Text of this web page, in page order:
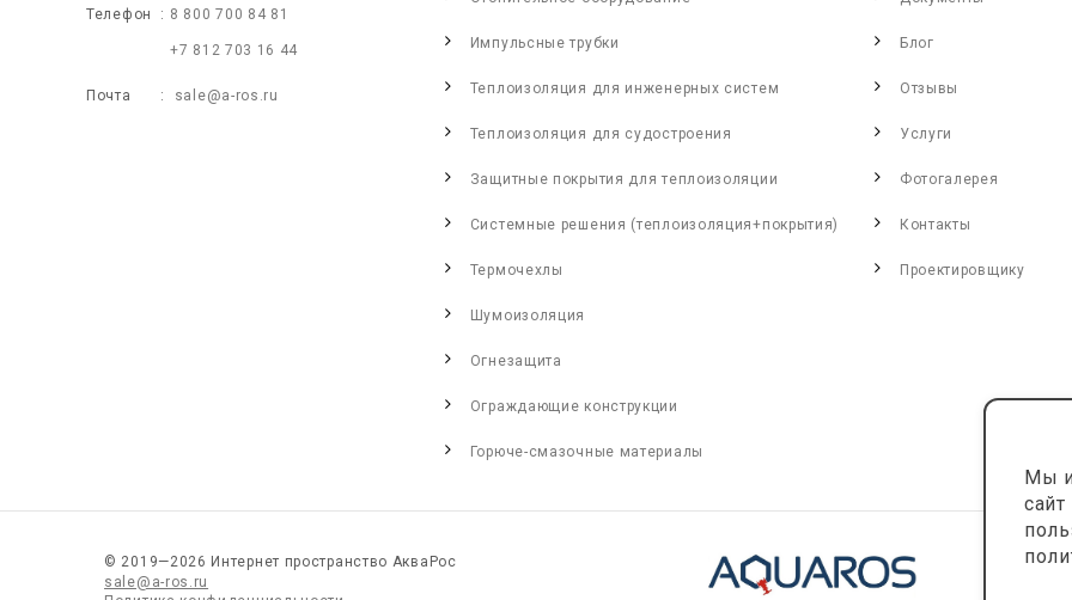
Телефон 8 800 700 84 81
+7 812 703 16 44
Почта sale@a-ros.ru
Импульсные трубки
Теплоизоляция для инженерных систем
Теплоизоляция для судостроения
Защитные покрытия для теплоизоляции
Системные решения (теплоизоляция+покрытия)
Термочехлы
Шумоизоляция
Огнезащита
Ограждающие конструкции
Горюче-смазочные материалы
Блог
Отзывы
Услуги
Фотогалерея
Контакты
Проектировщику
© 2019—2026 Интернет пространство АкваРос
sale@a-ros.ru
Мы